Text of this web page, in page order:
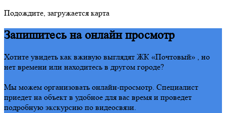
Подождите, загружается карта
Запишитесь на онлайн просмотр
Хотите увидеть как вживую выглядят ЖК «Почтовый» , но
нет времени или находитесь в другом городе?
Мы можем организовать онлайн-просмотр. Специалист
приедет на объект в удобное для вас время и проведет
подробную экскурсию по видеосвязи.